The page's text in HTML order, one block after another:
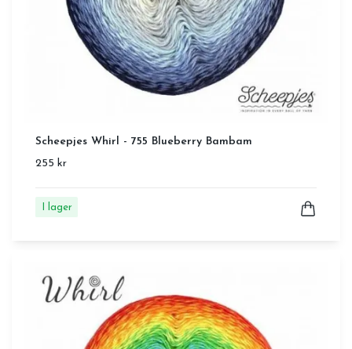
Scheepjes Whirl - 755 Blueberry Bambam
255 kr
I lager